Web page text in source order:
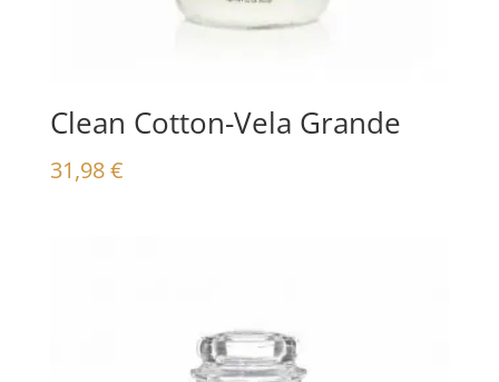
Clean Cotton-Vela Grande
31,98€